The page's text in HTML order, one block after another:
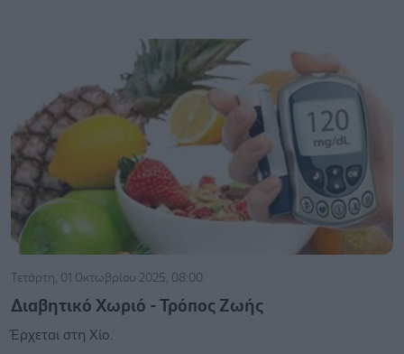
Τετάρτη, 01 Οκτωβρίου 2025, 08:00
Διαβητικό Χωριό - Τρόπος Ζωής
Έρχεται στη Χίο.